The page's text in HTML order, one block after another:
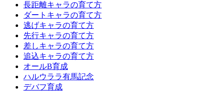
長距離キャラの育て方
ダートキャラの育て方
逃げキャラの育て方
先行キャラの育て方
差しキャラの育て方
追込キャラの育て方
オールB育成
ハルウララ有馬記念
デバフ育成